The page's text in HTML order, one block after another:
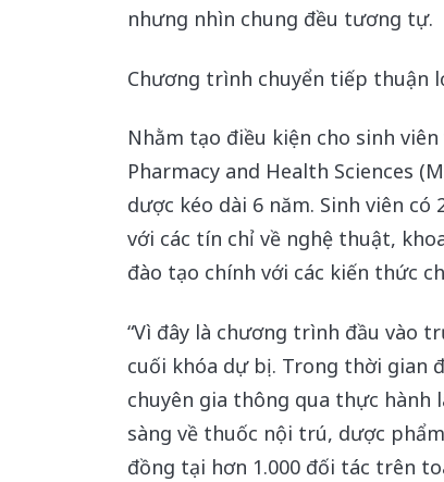
nhưng nhìn chung đều tương tự.
Chương trình chuyển tiếp thuận
Nhằm tạo điều kiện cho sinh
Pharmacy and Health Sciences
dược kéo dài 6 năm. Sinh viên
với các tín chỉ về nghệ thuật,
đào tạo chính với các kiến thức
“Vì đây là chương trình đầu vào
cuối khóa dự bị. Trong thời gian
chuyên gia thông qua thực
sàng về thuốc nội trú, dược
đồng tại hơn 1.000 đối tác trên